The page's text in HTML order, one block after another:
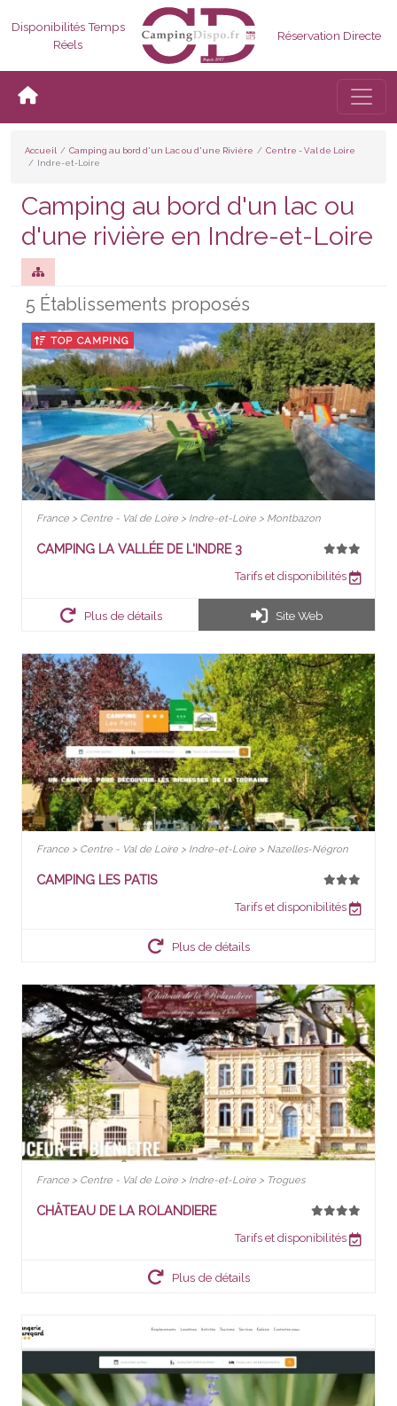
Disponibilités Temps
Réels
Réservation Directe
Accueil Camping au bord d'un Lac ou d'une Rivière
Centre - Val de Loire
Indre-et-Loire
Camping au bord d'un lac ou
d'une rivière en Indre-et-Loire
5 Établissements proposés
TOP CAMPING
France > Centre - Val de Loire > Indre-et-Loire > Montbazon
CAMPING LA VALLÉE DE L'INDRE 3
Tarifs et disponibilités
Plus de détails Site Web
France > Centre - Val de Loire > Indre-et-Loire > Nazelles-Négron
CAMPING LES PATIS
Tarifs et disponibilités
Plus de détails
France > Centre - Val de Loire > Indre-et-Loire > Trogues
CHÂTEAU DE LA ROLANDIERE
Tarifs et disponibilités
Plus de détails